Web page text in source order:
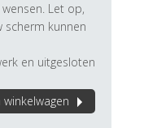
Let op,
scherm kunnen
en uitgesloten
winkelwagen